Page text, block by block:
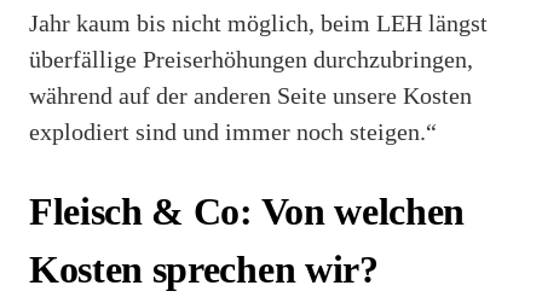
Jahr kaum bis nicht möglich, beim LEH längst
überfällige Preiserhöhungen durchzubringen,
während auf der anderen Seite unsere Kosten
explodiert sind und immer noch steigen.“
Fleisch & Co: Von welchen
Kosten sprechen wir?